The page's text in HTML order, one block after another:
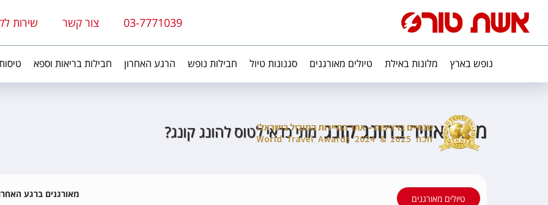
03-7771039 צור קשר שירות
נופש בארץ מלונות באילת טיולים מאורגנים סגנונות טיול חבילות נופש הרגע האחרון חבילות בריאות וספא
מזג האוויר בהונג קונג מתי כדאי לטוס להונג קונג?
טיולים מאורגנים מאורגנים ברגע